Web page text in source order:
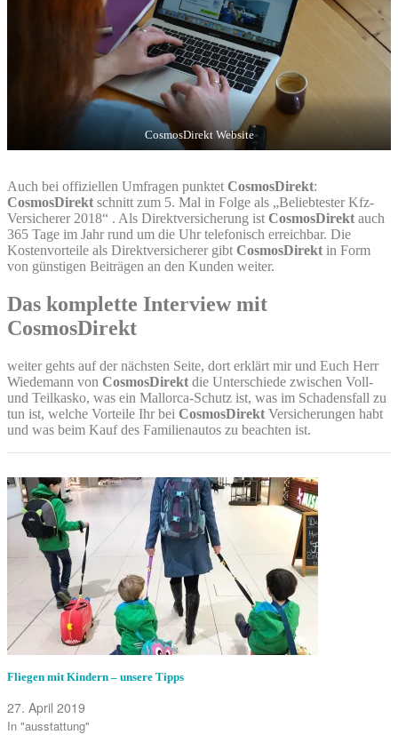
CosmosDirekt Website
Auch bei offiziellen Umfragen punktet CosmosDirekt:
CosmosDirekt schnitt zum 5. Mal in Folge als „Beliebtester Kfz-
Versicherer 2018“ . Als Direktversicherung ist CosmosDirekt auch
365 Tage im Jahr rund um die Uhr telefonisch erreichbar. Die
Kostenvorteile als Direktversicherer gibt CosmosDirekt in Form
von günstigen Beiträgen an den Kunden weiter.
Das komplette Interview mit
CosmosDirekt
weiter gehts auf der nächsten Seite, dort erklärt mir und Euch Herr
Wiedemann von CosmosDirekt die Unterschiede zwischen Voll-
und Teilkasko, was ein Mallorca-Schutz ist, was im Schadensfall zu
tun ist, welche Vorteile Ihr bei CosmosDirekt Versicherungen habt
und was beim Kauf des Familienautos zu beachten ist.
Fliegen mit Kindern – unsere Tipps
27. April 2019
In "ausstattung"